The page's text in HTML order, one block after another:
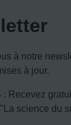
à notre
à jour.
: Recevez
science du